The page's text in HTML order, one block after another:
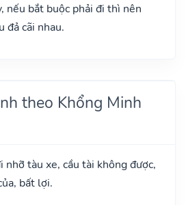
nếu bắt buộc phải đi thì nên
đả cãi nhau.
theo Khổng Minh
nhỡ tàu xe, cầu tài không được,
bất lợi.